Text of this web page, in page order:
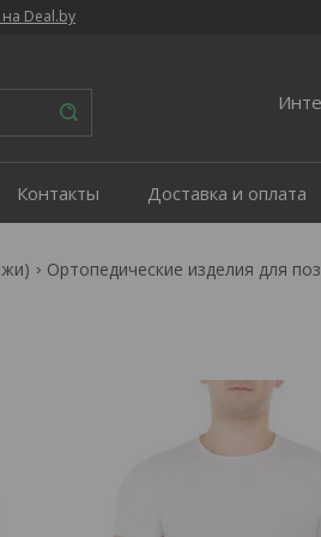
Deal.by
Контакты Доставка и оплата
Ортопедические изделия для